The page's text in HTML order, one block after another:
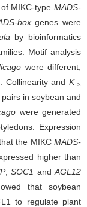
MIKC-type MADS-
boxgenes were
by bioinformatics
Motif analysis
were different,
Collinearity and K s
in soybean and
were generated
Expression
the MIKC MADS-
higher than
,SOC1 andAGL12
that soybean
to regulate plant